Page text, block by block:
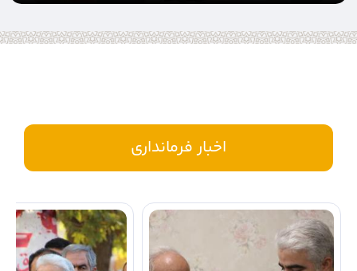
اخبار فرمانداری
اخبار بخشداری ها
اطلاعیه ها